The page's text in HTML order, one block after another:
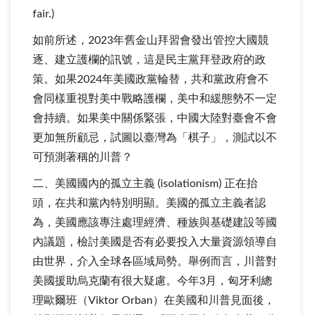
fair.)
如前所述，2023年舊金山拜習會發出管控大國競
逐、建立護欄的訊號，這是民主黨拜登政府的政
策。如果2024年美國政黨輪替，共和黨政府會不
會同樣重視對美中戰略護欄，美中和緩態勢不一定
會持續。如果美中關係緊張，中國大陸對臺會不會
更加無所顧忌，試圖以臺灣為「棋子」，測試以不
可預測著稱的川普？
二、美國國內的孤立主義 (isolationism) 正在抬
頭，在共和黨內特別明顯。美國的孤立主義者認
為，美國應該專注處理經濟、種族與基礎建設等國
內議題，檢討美國是否有必要投入大量資源領導自
由世界，介入全球各區域局勢。舉例而言，川普對
美國援助烏克蘭有很大疑慮。今年3月，匈牙利總
理歐爾班（Viktor Orban）在美國和川普見面後，